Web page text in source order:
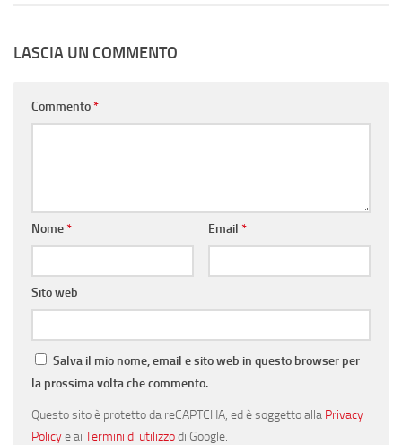
LASCIA UN COMMENTO
Commento*
Nome* Email *
Sito web
Salva il mio nome, email e sito web in questo browser per
la prossima volta che commento.
Questo sito è protetto da reCAPTCHA, ed è soggetto alla Privacy
Policye ai Termini di utilizzodi Google.